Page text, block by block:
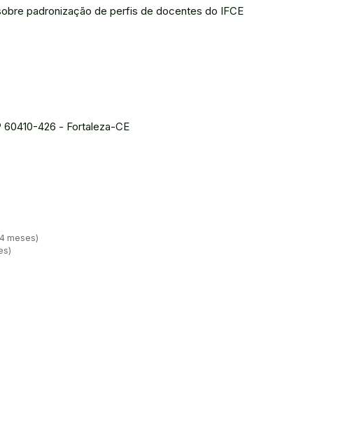
padronização de perfis de docentes do IFCE
60410-426 - Fortaleza-CE
meses)